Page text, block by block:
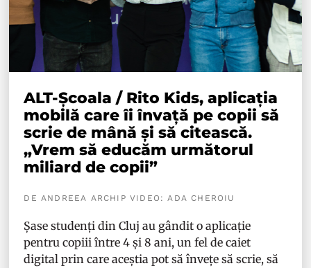
ALT-Școala / Rito Kids, aplicația
mobilă care îi învață pe copii să
scrie de mână și să citească.
„Vrem să educăm următorul
miliard de copii”
DE ANDREEA ARCHIP VIDEO: ADA CHEROIU
Șase studenți din Cluj au gândit o aplicație
pentru copiii între 4 și 8 ani, un fel de caiet
digital prin care aceștia pot să învețe să scrie, să